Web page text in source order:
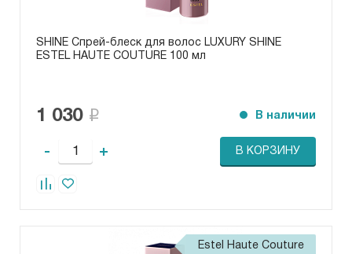
SHINE Спрей-блеск для волос LUXURY SHINE
ESTEL HAUTE COUTURE 100 мл
1 030 В наличии
- + В КОРЗИНУ
Estel Haute Couture